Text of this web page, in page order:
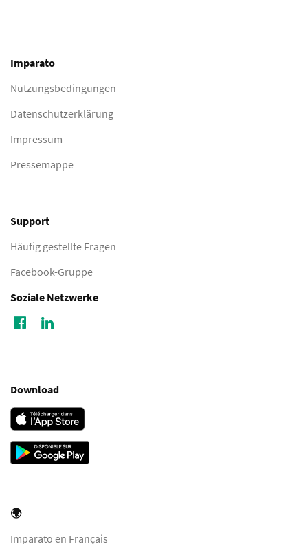
Imparato
Nutzungsbedingungen
Datenschutzerklärung
Impressum
Pressemappe
Support
Häufig gestellte Fragen
Facebook-Gruppe
Soziale Netzwerke
Download
🌍
Imparato en Français